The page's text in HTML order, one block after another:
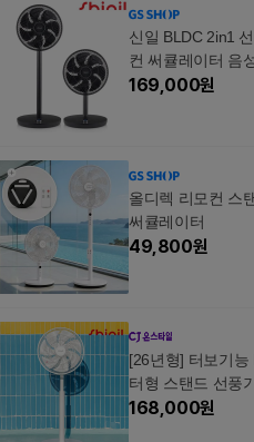
신일 BLDC 2in1
컨 써큘레이터 음
169,000원
올디렉 리모컨 스
써큘레이터
49,800원
[26년형] 터보기능
터형 스탠드 선풍
168,000원